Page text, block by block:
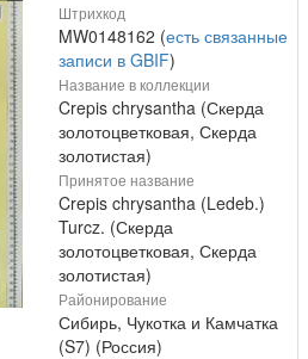
Штрихкод
MW0148162 (есть связанные
записи в GBIF)
Название в коллекции
Crepis chrysantha (Скерда
золотоцветковая, Скерда
золотистая)
Принятое название
Crepis chrysantha (Ledeb.)
Turcz. (Скерда
золотоцветковая, Скерда
золотистая)
Районирование
Сибирь, Чукотка и Камчатка
(S7) (Россия)